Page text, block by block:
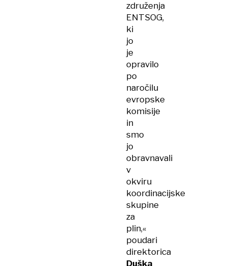
združenja
ENTSOG,
ki
jo
je
opravilo
po
naročilu
evropske
komisije
in
smo
jo
obravnavali
v
okviru
koordinacijske
skupine
za
plin,«
poudari
direktorica
Duška